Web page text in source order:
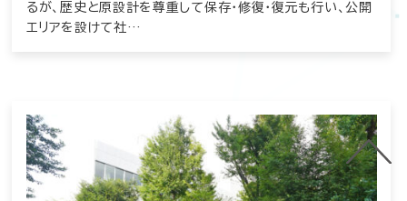
るが、歴史と原設計を尊重して保存・修復・復元も行い、公開
エリアを設けて社…